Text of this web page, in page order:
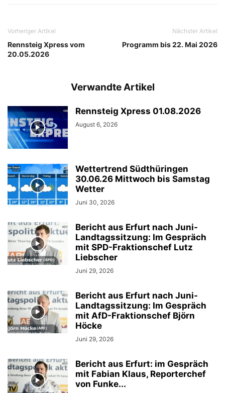
Vorheriger Artikel
Rennsteig Xpress vom
20.05.2026
Nächster Artikel
Programm bis 22. Mai 2026
Verwandte Artikel
Rennsteig Xpress 01.08.2026
August 6, 2026
Wettertrend Südthüringen
30.06.26 Mittwoch bis Samstag
Wetter
Juni 30, 2026
Bericht aus Erfurt nach Juni-
Landtagssitzung: Im Gespräch
mit SPD-Fraktionschef Lutz
Liebscher
Juni 29, 2026
Bericht aus Erfurt nach Juni-
Landtagssitzung: Im Gespräch
mit AfD-Fraktionschef Björn
Höcke
Juni 29, 2026
Bericht aus Erfurt: im Gespräch
mit Fabian Klaus, Reporterchef
von Funke...